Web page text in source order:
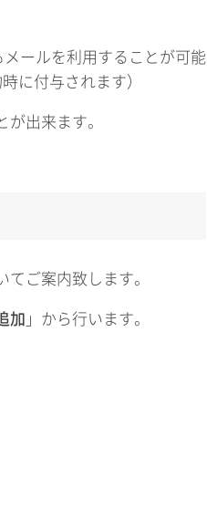
ールを利用することが可能
に付与されます）
出来ます。
ご案内致します。
加 」から行います。